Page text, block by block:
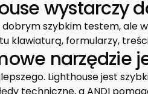
wystarczy
dobrym szybkim testem, ale
klawiaturą, formularzy,
narzędzie
Lighthouse jest